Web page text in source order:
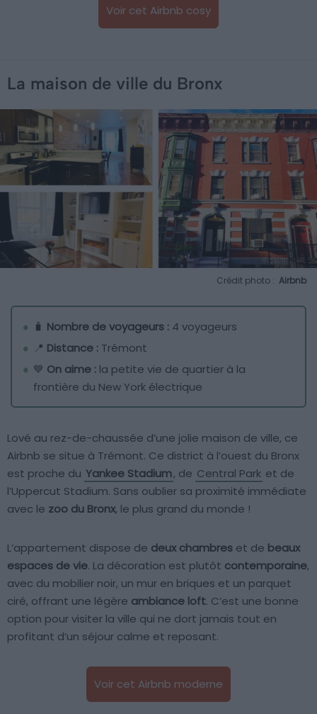
Voir cet Airbnb cosy
La maison de ville du Bronx
Crédit photo : Airbnb
🧳 Nombre de voyageurs : 4 voyageurs
📍 Distance : Trémont
💙 On aime : la petite vie de quartier à la
frontière du New York électrique
Lové au rez-de-chaussée d’une jolie maison de ville, ce
Airbnb se situe à Trémont. Ce district à l’ouest du Bronx
est proche du Yankee Stadium, de Central Park et de
l’Uppercut Stadium. Sans oublier sa proximité immédiate
avec le zoo du Bronx, le plus grand du monde !
L’appartement dispose de deux chambres et de beaux
espaces de vie. La décoration est plutôt contemporaine,
avec du mobilier noir, un mur en briques et un parquet
ciré, offrant une légère ambiance loft. C’est une bonne
option pour visiter la ville qui ne dort jamais tout en
profitant d’un séjour calme et reposant.
Voir cet Airbnb moderne